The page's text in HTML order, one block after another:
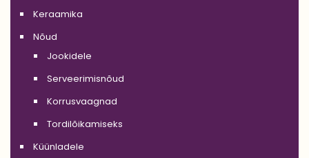
Keraamika
Nõud
Jookidele
Serveerimisnõud
Korrusvaagnad
Tordilõikamiseks
Küünladele